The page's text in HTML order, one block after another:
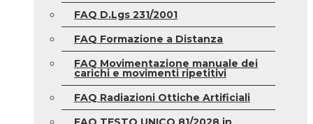
FAQ D.Lgs 231/2001
FAQ Formazione a Distanza
FAQ Movimentazione manuale dei
carichi e movimenti ripetitivi
FAQ Radiazioni Ottiche Artificiali